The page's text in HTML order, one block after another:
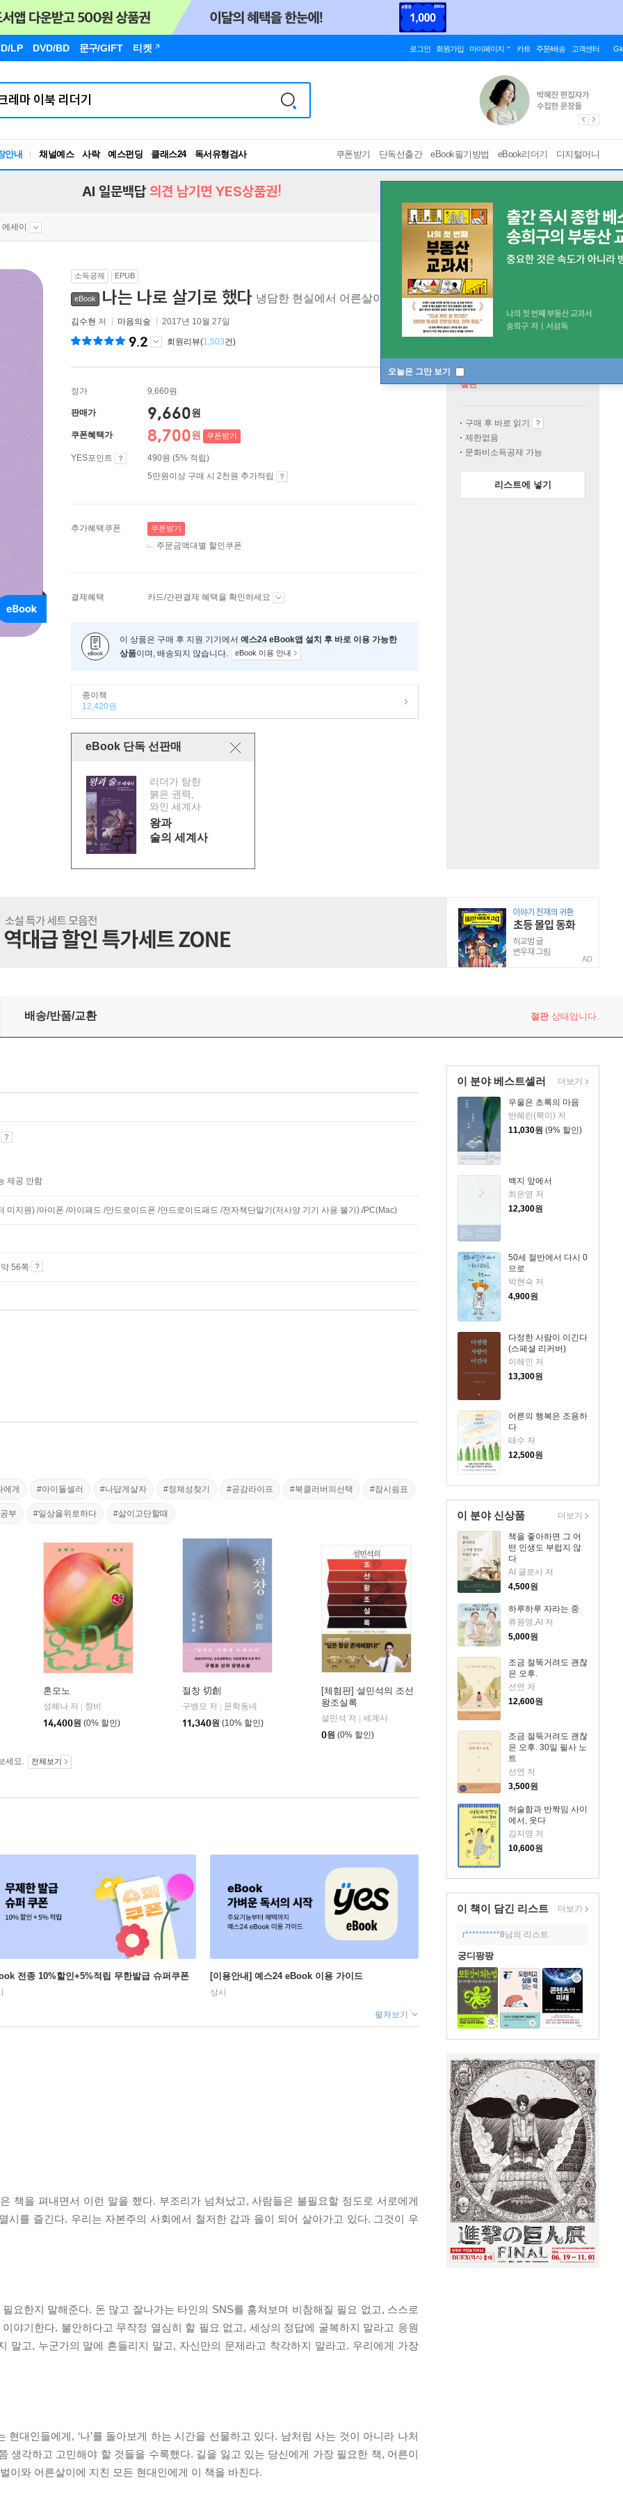
LP DVD/BD 문구/GIFT 티켓 로그인 회원가입 마이페이지 카트 주문/배송 고객센터
안내 채널예스 사락 예스펀딩 클래스24
독서유형검사
RBTI Lab
쿠폰받기 단독선출간 eBook필기방법 eBook리더기 디지털머니
오늘은 그만 보기
AI 일문백답 의견 남기면 YES상품권!
세이
소득공제 EPUB
eBook 나는 나로 살기로 했다 냉담한 현실에서 어른살이를 위한 to do list[ EPUB ]
김수현 저 마음의숲 2017년 10월 27일
9.2 회원리뷰(1,503건)
정가 9,660원
판매가 9,660원
쿠폰혜택가 8,700원 쿠폰받기
YES포인트
490원 (5% 적립)
5만원이상 구매 시 2천원 추가적립
추가혜택쿠폰 쿠폰받기
주문금액대별 할인쿠폰
결제혜택 카드/간편결제 혜택을 확인하세요
이 상품은 구매 후 지원 기기에서 예스24 eBook앱 설치 후 바로 이용 가능한
상품이며, 배송되지 않습니다. eBook 이용 안내
종이책
12,420원
eBook 단독 선판매
리더가 탐한
붉은 권력,
와인 세계사
왕과
술의 세계사
절판
구매 후 바로 읽기
제한없음
문화비소득공제 가능
리스트에 넣기
AD
배송/반품/교환 절판상태입니다.
이 분야 베스트셀러
우울은 초록의 마음
반혜린(뿍이) 저
11,030원 (9% 할인)
백지 앞에서
최은영 저
12,300원
50세 절반에서 다시 0
으로
박현숙 저
4,900원
다정한 사람이 이긴다
(스페셜 리커버)
이해인 저
13,300원
어른의 행복은 조용하
다
태수 저
12,500원
더보기
이 분야 신상품
책을 좋아하면 그 어
떤 인생도 부럽지 않
다
AI 글로사 저
4,500원
하루하루 자라는 중
류원영,AI 저
5,000원
조금 절뚝거려도 괜찮
은 오후.
선연 저
12,600원
조금 절뚝거려도 괜찮
은 오후. 30일 필사 노
트
선연 저
3,500원
허술함과 반짝임 사이
에서, 웃다
김지영 저
10,600원
더보기
이 책이 담긴 리스트 더보기
r**********8님의 리스트
궁디팡팡
제공 안함
미지원) /아이폰 /아이패드 /안드로이드폰 /안드로이드패드 /전자책단말기(저사양 기기 사용 불가) /PC(Mac)
56쪽
게 #아이돌셀러 #나답게살자 #정체성찾기 #공감라이프 #북클러버의선택 #잠시쉼표
부 #일상을위로하다 #삶이고단할때
혼모노
성해나 저
창비
14,400원 (0% 할인)
절창 切創
구병모 저
문학동네
11,340원 (10% 할인)
[체험판] 설민석의 조선
왕조실록
설민석 저
세계사
0원 (0% 할인)
세요. 전체보기
전종 10%할인+5%적립 무한발급 슈퍼쿠폰 [이용안내] 예스24 eBook 이용 가이드
상시
펼쳐보기
책을 펴내면서 이런 말을 했다. 부조리가 넘쳐났고, 사람들은 불필요할 정도로 서로에게
시를 즐긴다. 우리는 자본주의 사회에서 철저한 갑과 을이 되어 살아가고 있다. 그것이 우
요한지 말해준다. 돈 많고 잘나가는 타인의 SNS를 훔쳐보며 비참해질 필요 없고, 스스로
야기한다. 불안하다고 무작정 열심히 할 필요 없고, 세상의 정답에 굴복하지 말라고 응원
말고, 누군가의 말에 흔들리지 말고, 자신만의 문제라고 착각하지 말라고. 우리에게 가장
대인들에게, ‘나’를 돌아보게 하는 시간을 선물하고 있다. 남처럼 사는 것이 아니라 나처
생각하고 고민해야 할 것들을 수록했다. 길을 잃고 있는 당신에게 가장 필요한 책, 어른이
이와 어른살이에 지친 모든 현대인에게 이 책을 바친다.